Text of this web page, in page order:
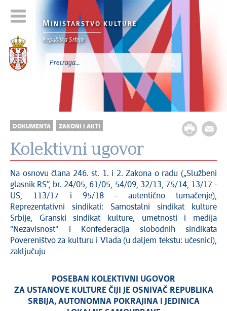
M INISTARSTVO KULTURE
Republika Srbija
DOKUMENTA ZAKONI I AKTI
Kolektivni ugovor
Na osnovu člana 246. st. 1. i 2. Zakona o radu („Službeni
glasnik RS”, br. 24/05, 61/05, 54/09, 32/13, 75/14, 13/17 -
US, 113/17 i 95/18 - autentično tumačenje),
Reprezentativni sindikati: Samostalni sindikat kulture
Srbije, Granski sindikat kulture, umetnosti i medija
"Nezavisnost" i Konfederacija slobodnih sindikata
Povereništvo za kulturu i Vlada (u daljem tekstu: učesnici),
zaključuju
POSEBAN KOLEKTIVNI UGOVOR
ZA USTANOVE KULTURE ČIJI JE OSNIVAČ REPUBLIKA
SRBIJA, AUTONOMNA POKRAJINA I JEDINICA